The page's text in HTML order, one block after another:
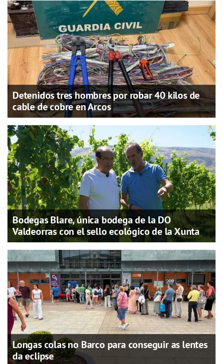
Detenidos tres hombres por robar 40 kilos de
cable de cobre en Arcos
Bodegas Blare, única bodega de la DO
Valdeorras con el sello ecológico de la Xunta
Longas colas no Barco para conseguir as lentes
da eclipse